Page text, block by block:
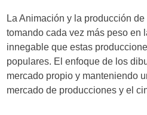
La Animación y la producción
tomando cada vez más peso en
innegable que estas
populares. El enfoque de los
mercado propio y manteniendo
mercado de producciones y el